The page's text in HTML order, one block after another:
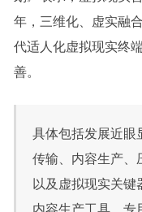
年，三维化、虚实融
代适人化虚拟现实终
善。
具体包括发展近眼
传输、内容生产、
以及虚拟现实关键
内容生产工具、专